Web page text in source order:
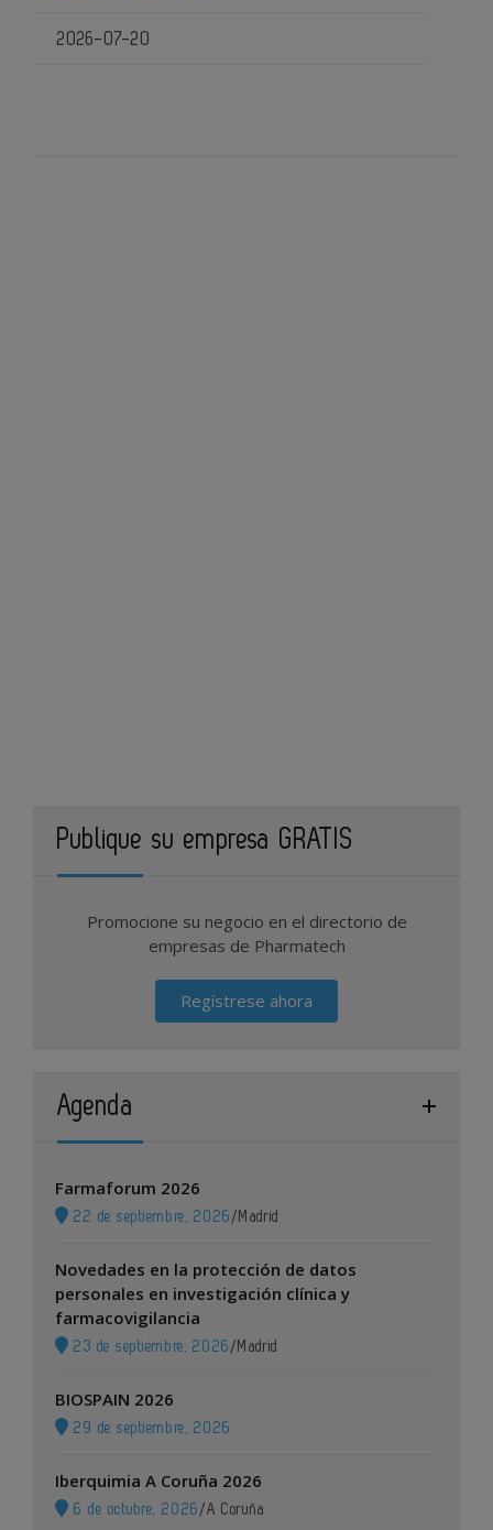
2026-07-20
Publique su empresa GRATIS
Promocione su negocio en el directorio de
empresas de Pharmatech
Regístrese ahora
Agenda
Farmaforum 2026
22 de septiembre, 2026 / Madrid
Novedades en la protección de datos
personales en investigación clínica y
farmacovigilancia
23 de septiembre, 2026 / Madrid
BIOSPAIN 2026
29 de septiembre, 2026
Iberquimia A Coruña 2026
6 de octubre, 2026 /A Coruña